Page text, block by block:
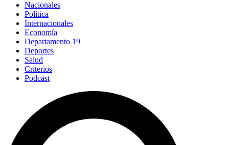
Nacionales
Política
Internacionales
Economía
Departamento 19
Deportes
Salud
Criterios
Podcast